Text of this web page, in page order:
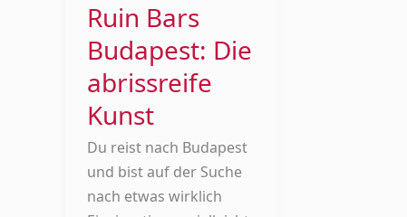
Ruin Bars
Budapest: Die
abrissreife
Kunst
Du reist nach Budapest
und bist auf der Suche
nach etwas wirklich